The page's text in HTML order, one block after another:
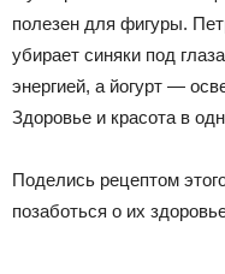
полезен для фигуры.
убирает синяки под
энергией, а йогурт —
Здоровье и красота в
Поделись рецептом
позаботься о их